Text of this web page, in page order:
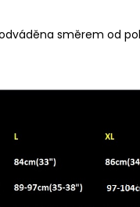
směrem od